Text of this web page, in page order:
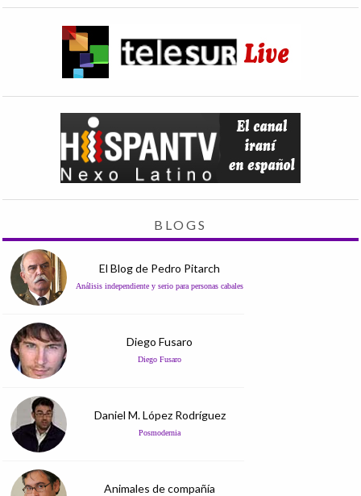
BLOGS
El Blog de Pedro Pitarch
Análisis independiente y serio para personas cabales
Diego Fusaro
Diego Fusaro
Daniel M. López Rodríguez
Posmodernia
Animales de compañía